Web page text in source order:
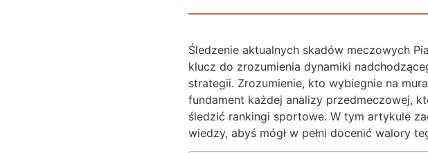
Śledzenie aktualnych skadów meczowych
klucz do zrozumienia dynamiki
strategii. Zrozumienie, kto wybiegnie na
fundament każdej analizy przedmeczowej,
śledzić rankingi sportowe. W tym artykule
wiedzy, abyś mógł w pełni docenić walory